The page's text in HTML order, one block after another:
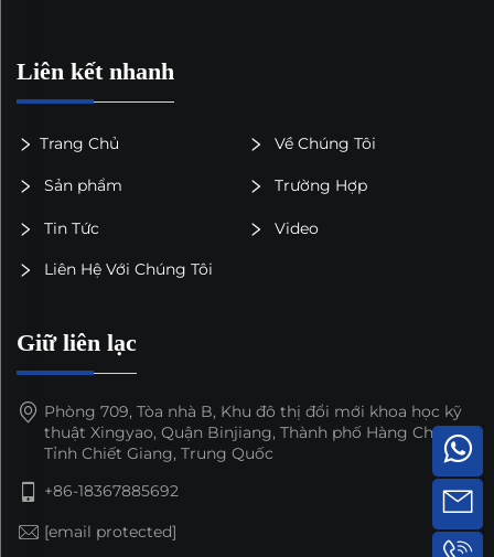
Liên kết nhanh
Trang Chủ Về Chúng Tôi
Sản phẩm Trường Hợp
Tin Tức Video
Liên Hệ Với Chúng Tôi
Giữ liên lạc
Phòng 709, Tòa nhà B, Khu đô thị đổi mới khoa học kỹ
thuật Xingyao, Quận Binjiang, Thành phố Hàng Châu,
Tỉnh Chiết Giang, Trung Quốc
+86-18367885692
[email protected]